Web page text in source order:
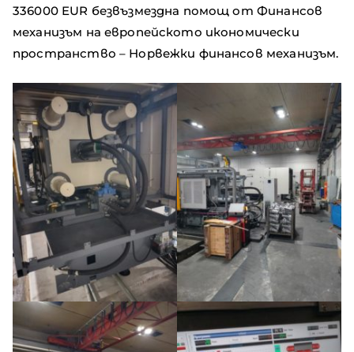
336000 EUR безвъзмездна помощ от Финансов
механизъм на европейското икономически
пространство – Норвежки финансов механизъм.